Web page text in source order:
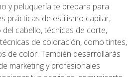
y peluquería te prepara para
prácticas de estilismo capilar,
cabello, técnicas de corte,
de coloración, como tintes,
de color. También desarrollarás
marketing y profesionales